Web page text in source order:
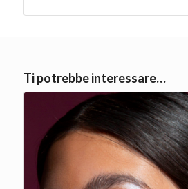
Ti potrebbe interessare…